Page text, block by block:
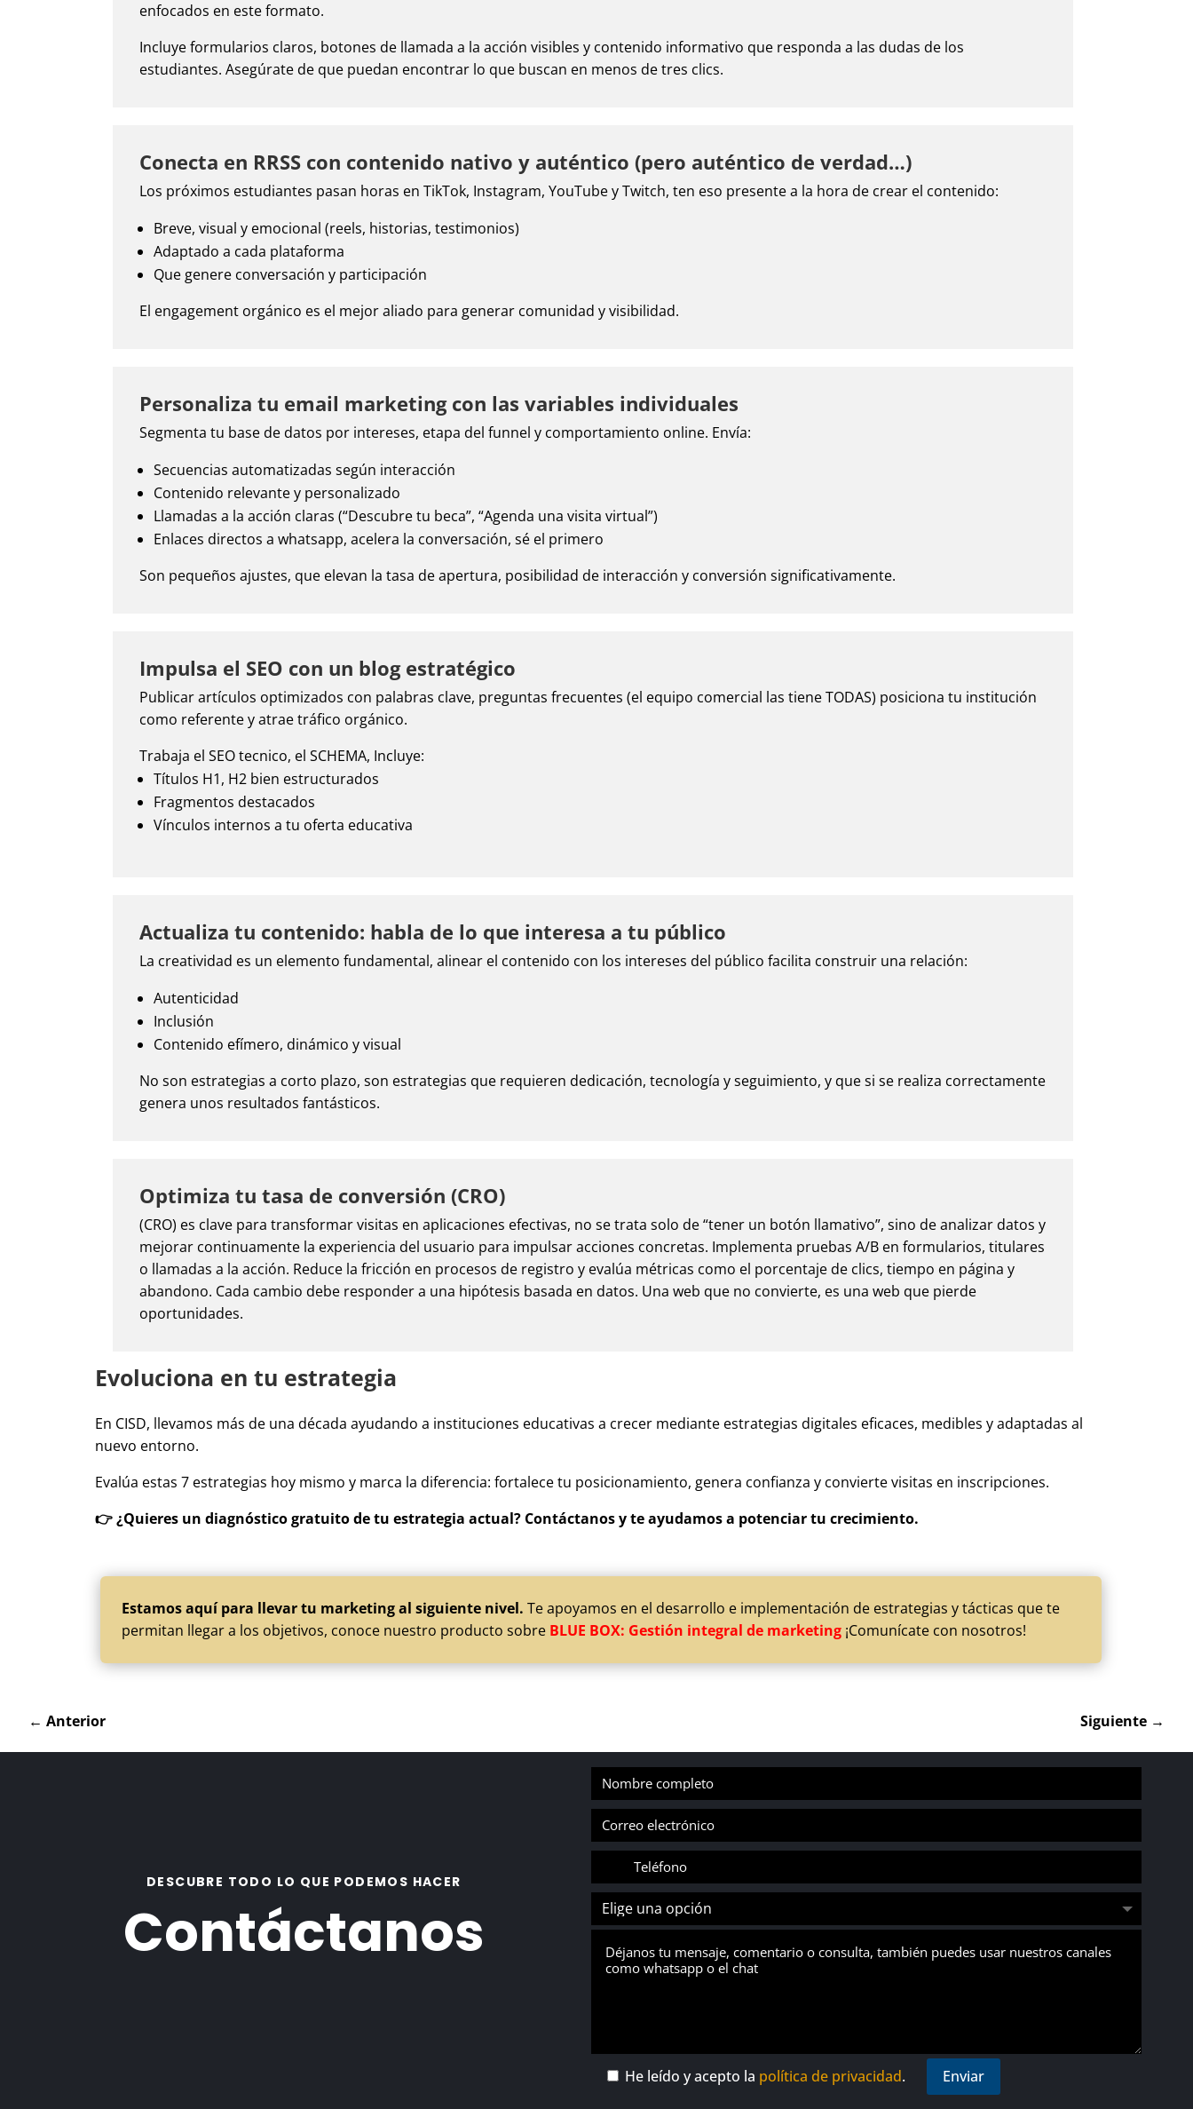
enfocados en este formato.
Incluye formularios claros, botones de llamada a la acción visibles y contenido informativo que responda a las dudas de los
estudiantes. Asegúrate de que puedan encontrar lo que buscan en menos de tres clics.
Conecta en RRSS con contenido nativo y auténtico (pero auténtico de verdad…)
Los próximos estudiantes pasan horas en TikTok, Instagram, YouTube y Twitch, ten eso presente a la hora de crear el contenido:
Breve, visual y emocional (reels, historias, testimonios)
Adaptado a cada plataforma
Que genere conversación y participación
El engagement orgánico es el mejor aliado para generar comunidad y visibilidad.
Personaliza tu email marketing con las variables individuales
Segmenta tu base de datos por intereses, etapa del funnel y comportamiento online. Envía:
Secuencias automatizadas según interacción
Contenido relevante y personalizado
Llamadas a la acción claras (“Descubre tu beca”, “Agenda una visita virtual”)
Enlaces directos a whatsapp, acelera la conversación, sé el primero
Son pequeños ajustes, que elevan la tasa de apertura, posibilidad de interacción y conversión significativamente.
Impulsa el SEO con un blog estratégico
Publicar artículos optimizados con palabras clave, preguntas frecuentes (el equipo comercial las tiene TODAS) posiciona tu institución
como referente y atrae tráfico orgánico.
Trabaja el SEO tecnico, el SCHEMA, Incluye:
Títulos H1, H2 bien estructurados
Fragmentos destacados
Vínculos internos a tu oferta educativa
Actualiza tu contenido: habla de lo que interesa a tu público
La creatividad es un elemento fundamental, alinear el contenido con los intereses del público facilita construir una relación:
Autenticidad
Inclusión
Contenido efímero, dinámico y visual
No son estrategias a corto plazo, son estrategias que requieren dedicación, tecnología y seguimiento, y que si se realiza correctamente
genera unos resultados fantásticos.
Optimiza tu tasa de conversión (CRO)
(CRO) es clave para transformar visitas en aplicaciones efectivas, no se trata solo de “tener un botón llamativo”, sino de analizar datos y
mejorar continuamente la experiencia del usuario para impulsar acciones concretas. Implementa pruebas A/B en formularios, titulares
o llamadas a la acción. Reduce la fricción en procesos de registro y evalúa métricas como el porcentaje de clics, tiempo en página y
abandono. Cada cambio debe responder a una hipótesis basada en datos. Una web que no convierte, es una web que pierde
oportunidades.
Evoluciona en tu estrategia
En CISD, llevamos más de una década ayudando a instituciones educativas a crecer mediante estrategias digitales eficaces, medibles y adaptadas al
nuevo entorno.
Evalúa estas 7 estrategias hoy mismo y marca la diferencia: fortalece tu posicionamiento, genera confianza y convierte visitas en inscripciones.
👉 ¿Quieres un diagnóstico gratuito de tu estrategia actual? Contáctanos y te ayudamos a potenciar tu crecimiento.
Estamos aquí para llevar tu marketing al siguiente nivel.Te apoyamos en el desarrollo e implementación de estrategias y tácticas que te
permitan llegar a los objetivos, conoce nuestro producto sobre BLUE BOX: Gestión integral de marketing ¡Comunícate con nosotros!
← Anterior Siguiente →
DESCUBRE TODO LO QUE PODEMOS HACER
Contáctanos
He leído y acepto la política de privacidad. Enviar